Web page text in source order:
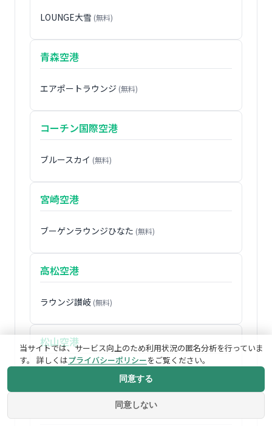
LOUNGE大雪 (無料)
青森空港
エアポートラウンジ (無料)
コーチン国際空港
ブルースカイ (無料)
宮崎空港
ブーゲンラウンジひなた (無料)
高松空港
ラウンジ讃岐 (無料)
松山空港
(無料)
当サイトでは、サービス向上のため利用状況の匿名分析を行っていま
す。 詳しくはプライバシーポリシーをご覧ください。
同意しない
同意する